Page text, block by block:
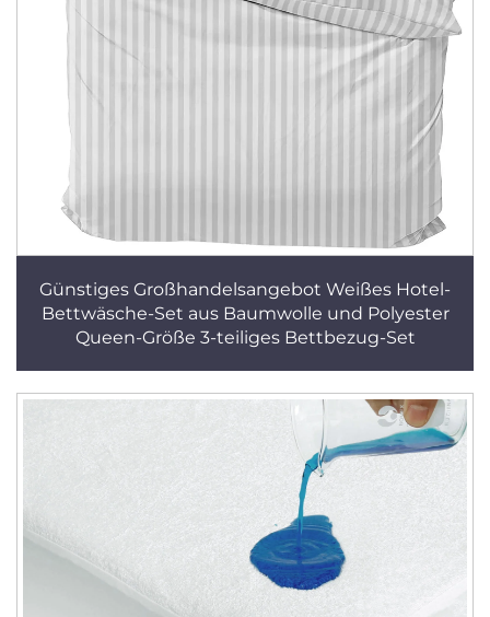
Günstiges Großhandelsangebot Weißes Hotel-
Bettwäsche-Set aus Baumwolle und Polyester
Queen-Größe 3-teiliges Bettbezug-Set